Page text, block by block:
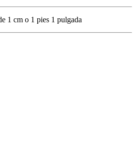
1 cm o 1 pies 1 pulgada